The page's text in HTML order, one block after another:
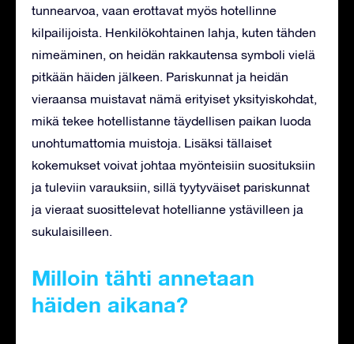
tunnearvoa, vaan erottavat myös hotellinne
kilpailijoista. Henkilökohtainen lahja, kuten tähden
nimeäminen, on heidän rakkautensa symboli vielä
pitkään häiden jälkeen. Pariskunnat ja heidän
vieraansa muistavat nämä erityiset yksityiskohdat,
mikä tekee hotellistanne täydellisen paikan luoda
unohtumattomia muistoja. Lisäksi tällaiset
kokemukset voivat johtaa myönteisiin suosituksiin
ja tuleviin varauksiin, sillä tyytyväiset pariskunnat
ja vieraat suosittelevat hotellianne ystävilleen ja
sukulaisilleen.
Milloin tähti annetaan
häiden aikana?